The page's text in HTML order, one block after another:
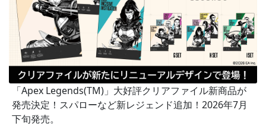
「Apex Legends(TM)」大好評クリアファイル新商品が
発売決定！スパローなど新レジェンド追加！2026年7月
下旬発売。